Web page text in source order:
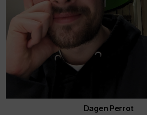
Dagen Perrot